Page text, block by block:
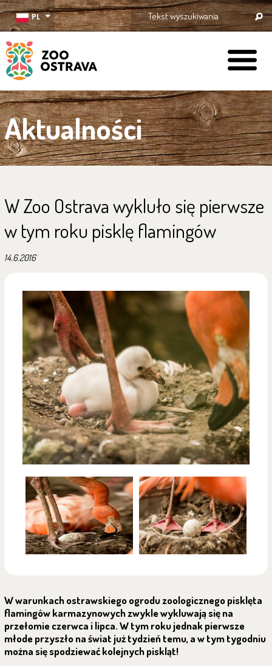
PL
ZOO Ostrava
Aktualności
W Zoo Ostrava wykluło się pierwsze
w tym roku pisklę flamingów
14.6.2016
W warunkach ostrawskiego ogrodu zoologicznego pisklęta
flamingów karmazynowych zwykle wykluwają się na
przełomie czerwca i lipca. W tym roku jednak pierwsze
młode przyszło na świat już tydzień temu, a w tym tygodniu
można się spodziewać kolejnych piskląt!